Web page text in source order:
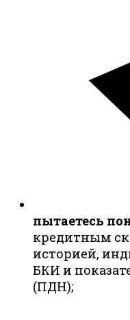
пытаетесь
кредитным
историей,
БКИ и
(ПДН);